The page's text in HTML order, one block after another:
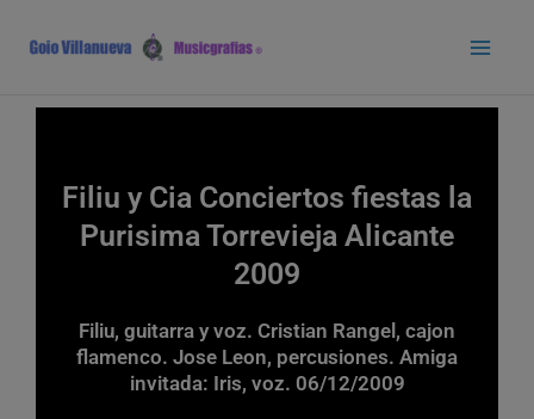
contenido
Filiu y Cia Conciertos fiestas la
Purisima Torrevieja Alicante
2009
Filiu, guitarra y voz. Cristian Rangel, cajon
flamenco. Jose Leon, percusiones. Amiga
invitada: Iris, voz. 06/12/2009